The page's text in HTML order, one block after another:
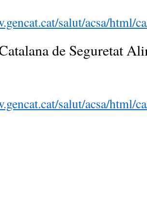
salut/acsa/html/
de Seguretat
salut/acsa/html/